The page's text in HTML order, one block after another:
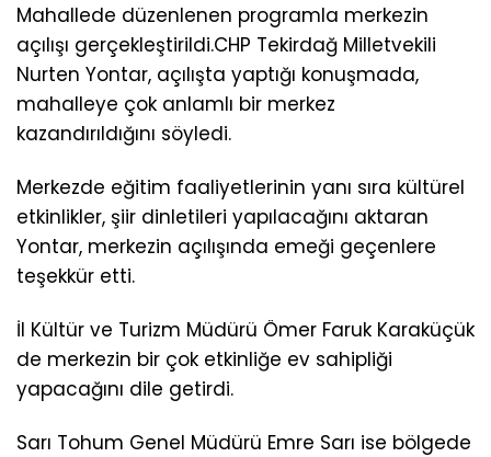
Mahallede düzenlenen programla merkezin
açılışı gerçekleştirildi.CHP Tekirdağ Milletvekili
Nurten Yontar, açılışta yaptığı konuşmada,
mahalleye çok anlamlı bir merkez
kazandırıldığını söyledi.
Merkezde eğitim faaliyetlerinin yanı sıra kültürel
etkinlikler, şiir dinletileri yapılacağını aktaran
Yontar, merkezin açılışında emeği geçenlere
teşekkür etti.
İl Kültür ve Turizm Müdürü Ömer Faruk Karaküçük
de merkezin bir çok etkinliğe ev sahipliği
yapacağını dile getirdi.
Sarı Tohum Genel Müdürü Emre Sarı ise bölgede